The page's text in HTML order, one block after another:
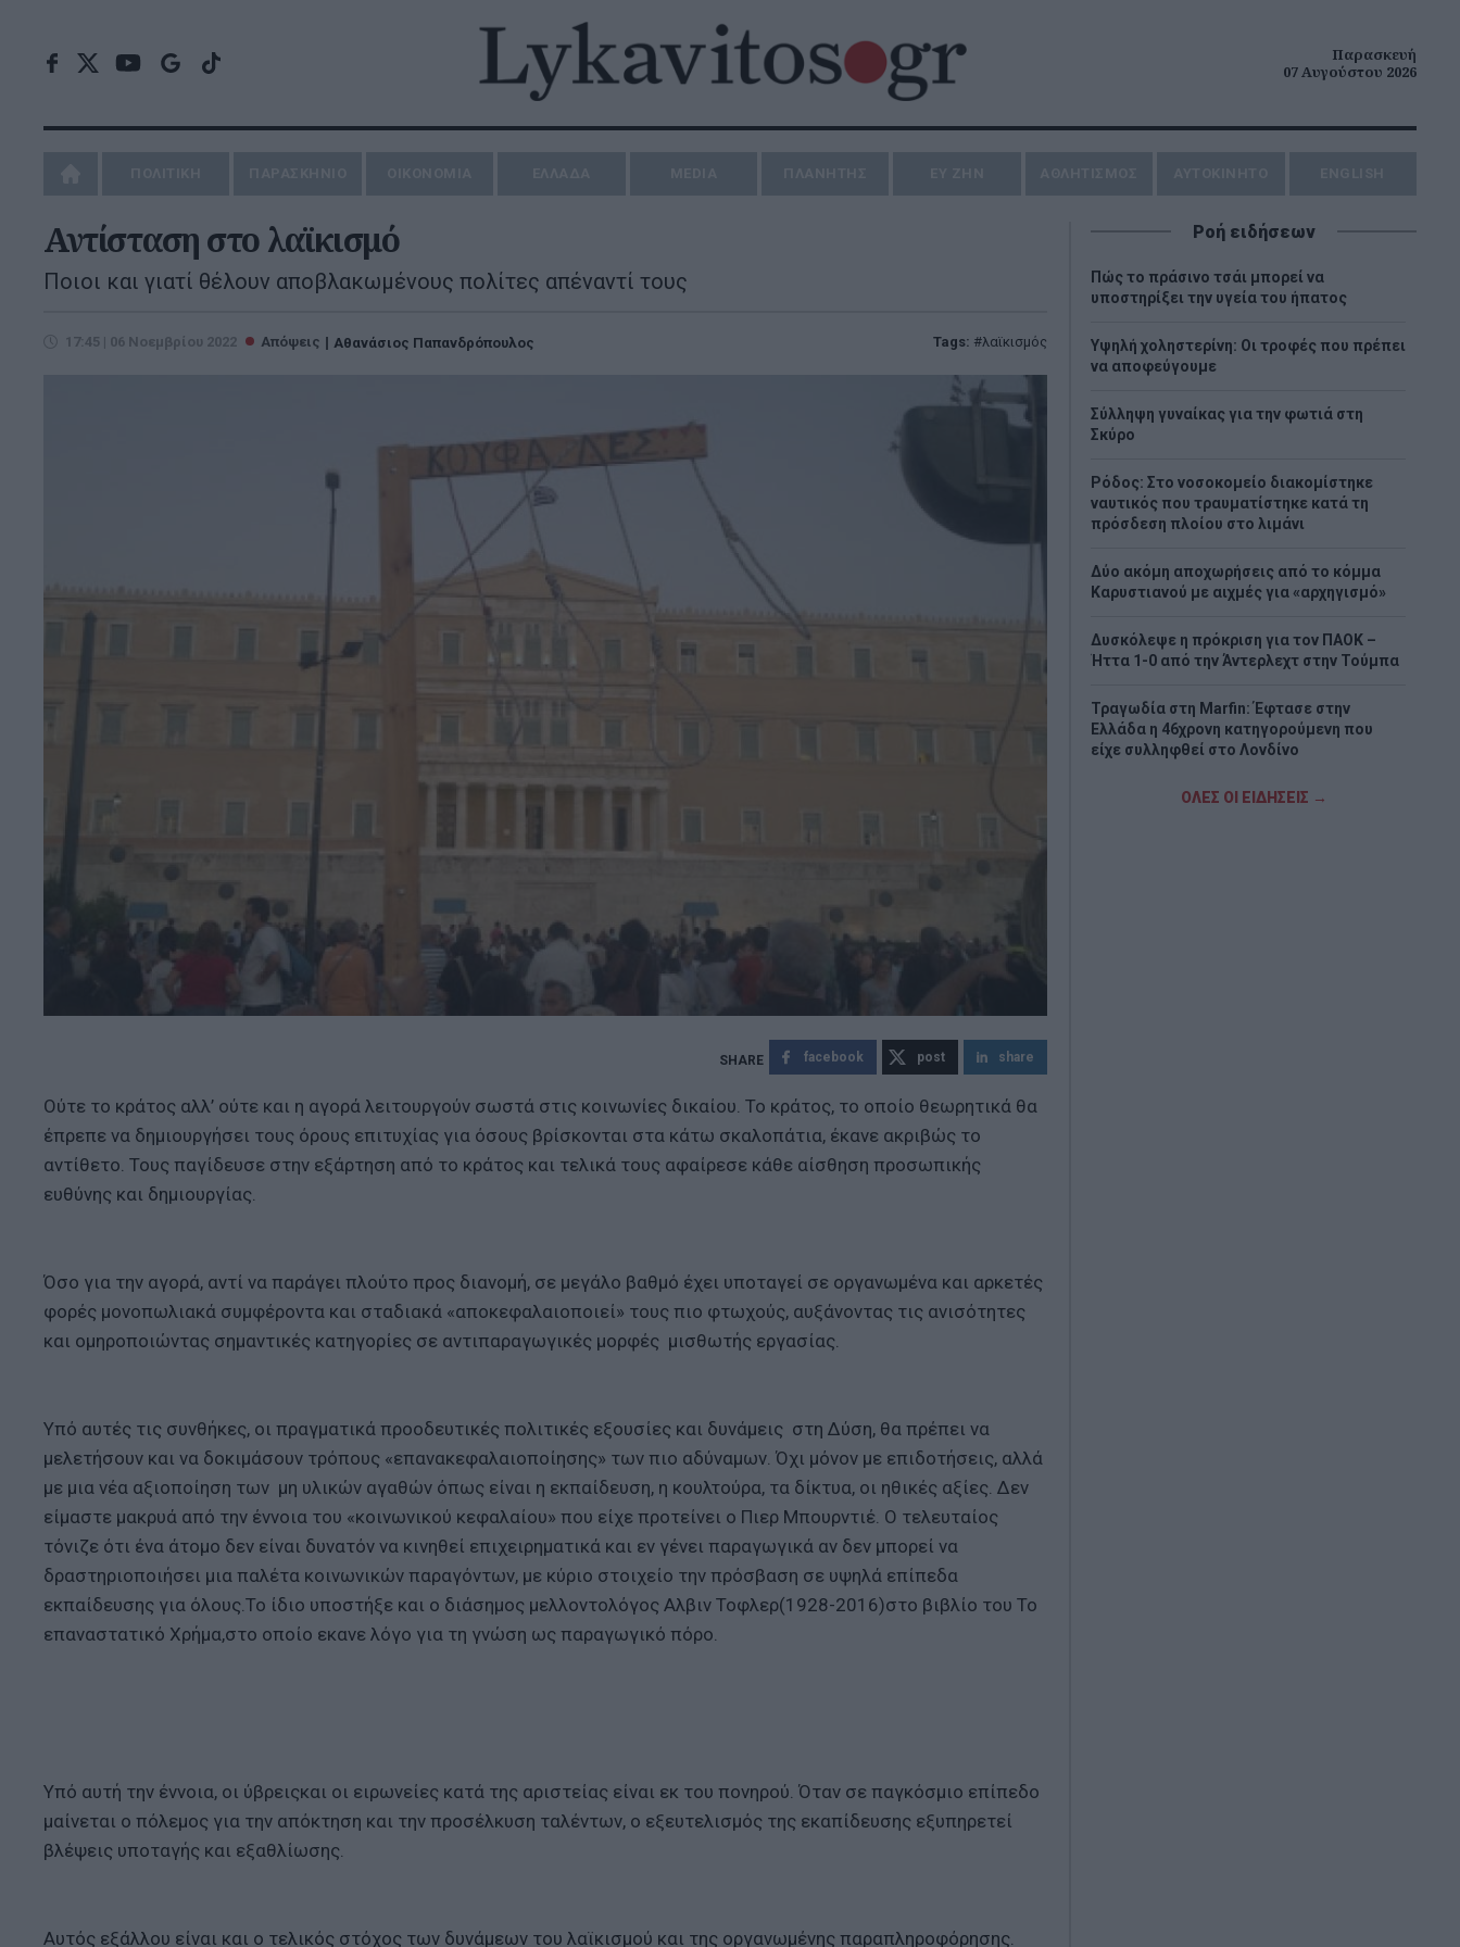
Παρασκευή
07 Αυγούστου 2026
Αντίσταση στο λαϊκισμό
Ποιοι και γιατί θέλουν αποβλακωμένους πολίτες απέναντί τους
17:45 | 06 Νοεμβρίου 2022 Απόψεις Αθανάσιος Παπανδρόπουλος Tags: λαϊκισμός
facebook post share
Ούτε το κράτος αλλ’ ούτε και η αγορά λειτουργούν σωστά στις κοινωνίες δικαίου. Το κράτος, το οποίο θεωρητικά θα
έπρεπε να δημιουργήσει τους όρους επιτυχίας για όσους βρίσκονται στα κάτω σκαλοπάτια, έκανε ακριβώς το
αντίθετο. Τους παγίδευσε στην εξάρτηση από το κράτος και τελικά τους αφαίρεσε κάθε αίσθηση προσωπικής
ευθύνης και δημιουργίας.
Όσο για την αγορά, αντί να παράγει πλούτο προς διανομή, σε μεγάλο βαθμό έχει υποταγεί σε οργανωμένα και αρκετές
φορές μονοπωλιακά συμφέροντα και σταδιακά «αποκεφαλαιοποιεί» τους πιο φτωχούς, αυξάνοντας τις ανισότητες
και ομηροποιώντας σημαντικές κατηγορίες σε αντιπαραγωγικές μορφές μισθωτής εργασίας.
Υπό αυτές τις συνθήκες, οι πραγματικά προοδευτικές πολιτικές εξουσίες και δυνάμεις στη Δύση, θα πρέπει να
μελετήσουν και να δοκιμάσουν τρόπους «επανακεφαλαιοποίησης» των πιο αδύναμων. Όχι μόνον με επιδοτήσεις, αλλά
με μια νέα αξιοποίηση των μη υλικών αγαθών όπως είναι η εκπαίδευση, η κουλτούρα, τα δίκτυα, οι ηθικές αξίες. Δεν
είμαστε μακρυά από την έννοια του «κοινωνικού κεφαλαίου» που είχε προτείνει ο Πιερ Μπουρντιέ. Ο τελευταίος
τόνιζε ότι ένα άτομο δεν είναι δυνατόν να κινηθεί επιχειρηματικά και εν γένει παραγωγικά αν δεν μπορεί να
δραστηριοποιήσει μια παλέτα κοινωνικών παραγόντων, με κύριο στοιχείο την πρόσβαση σε υψηλά επίπεδα
εκπαίδευσης για όλους.Το ίδιο υποστήξε και ο διάσημος μελλοντολόγος Αλβιν Τοφλερ(1928-2016)στο βιβλίο του Το
επαναστατικό Χρήμα,στο οποίο εκανε λόγο για τη γνώση ως παραγωγικό πόρο.
Υπό αυτή την έννοια, οι ύβρειςκαι οι ειρωνείες κατά της αριστείας είναι εκ του πονηρού. Όταν σε παγκόσμιο επίπεδο
μαίνεται ο πόλεμος για την απόκτηση και την προσέλκυση ταλέντων, ο εξευτελισμός της εκαπίδευσης εξυπηρετεί
βλέψεις υποταγής και εξαθλίωσης.
Αυτός εξάλλου είναι και ο τελικός στόχος των δυνάμεων του λαϊκισμού και της οργανωμένης παραπληροφόρησης.
Ροή ειδήσεων
Πώς το πράσινο τσάι μπορεί να
υποστηρίξει την υγεία του ήπατος
Υψηλή χοληστερίνη: Οι τροφές που πρέπει
να αποφεύγουμε
Σύλληψη γυναίκας για την φωτιά στη
Σκύρο
Ρόδος: Στο νοσοκομείο διακομίστηκε
ναυτικός που τραυματίστηκε κατά τη
πρόσδεση πλοίου στο λιμάνι
Δύο ακόμη αποχωρήσεις από το κόμμα
Καρυστιανού με αιχμές για «αρχηγισμό»
Δυσκόλεψε η πρόκριση για τον ΠΑΟΚ –
Ήττα 1-0 από την Άντερλεχτ στην Τούμπα
Τραγωδία στη Marfin: Έφτασε στην
Ελλάδα η 46χρονη κατηγορούμενη που
είχε συλληφθεί στο Λονδίνο
Τζόκερ: Η κλήρωση της Πέμπτης - Οι
ΟΛΕΣ ΟΙ ΕΙΔΗΣΕΙΣ →